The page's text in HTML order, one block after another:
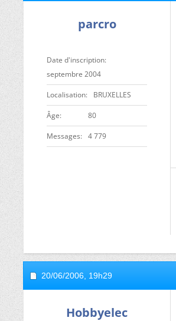
parcro
Date d'inscription
septembre 2004
Localisation BRUXELLES
ge 80
Messages 4 779
20/06/2006, 19h29
Hobbyelec